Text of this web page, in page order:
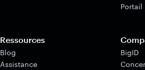
Portail
Ressources
Blog
Assistance
BigID